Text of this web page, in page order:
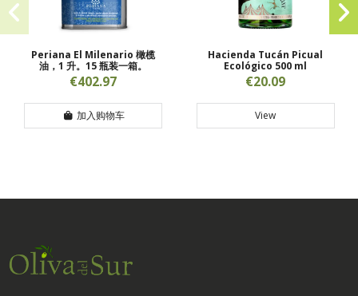
Periana El Milenario 橄榄
油，1 升。15 瓶装一箱。
€402.97
加入购物车
Hacienda Tucán Picual
Ecológico 500 ml
€20.09
View